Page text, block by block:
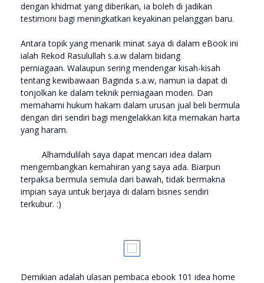
dengan khidmat yang diberikan, ia boleh di jadikan
testimoni bagi meningkatkan keyakinan pelanggan baru.
Antara topik yang menarik minat saya di dalam eBook ini
ialah Rekod Rasulullah s.a.w dalam bidang
perniagaan. Walaupun sering mendengar kisah-kisah
tentang kewibawaan Baginda s.a.w, namun ia dapat di
tonjolkan ke dalam teknik perniagaan moden. Dan
memahami hukum hakam dalam urusan jual beli bermula
dengan diri sendiri bagi mengelakkan kita memakan harta
yang haram.
Alhamdulilah saya dapat mencari idea dalam
mengembangkan kemahiran yang saya ada. Biarpun
terpaksa bermula semula dari bawah, tidak bermakna
impian saya untuk berjaya di dalam bisnes sendiri
terkubur. :)
Demikian adalah ulasan pembaca ebook 101 idea home